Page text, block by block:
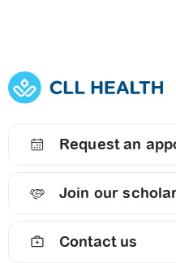
Request an
Join our
Contact us